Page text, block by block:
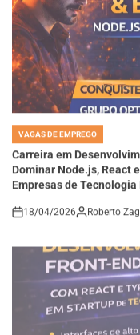
IN
VAGAS DE EMPREGO
Carreira em
Dominar Node.js, React
Empresas de
18/04/2026 Roberto